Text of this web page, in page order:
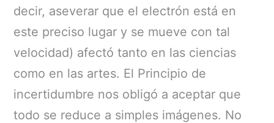
decir, aseverar que el electrón está en
este preciso lugar y se mueve con tal
velocidad) afectó tanto en las ciencias
como en las artes. El Principio de
incertidumbre nos obligó a aceptar que
todo se reduce a simples imágenes. No